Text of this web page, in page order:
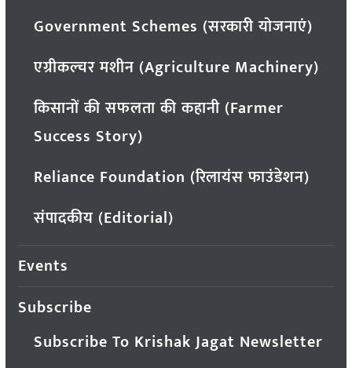
Government Schemes (सरकारी योजनाएं)
एग्रीकल्चर मशीन (Agriculture Machinery)
किसानों की सफलता की कहानी (Farmer
Success Story)
Reliance Foundation (रिलायंस फाउंडेशन)
संपादकीय (Editorial)
Events
Subscribe
Subscribe To Krishak Jagat Newsletter